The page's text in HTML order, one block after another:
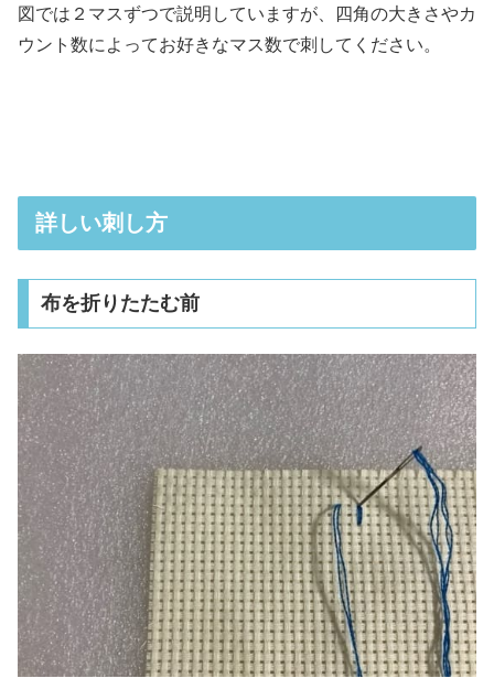
図では２マスずつで説明していますが、四角の大きさやカ
ウント数によってお好きなマス数で刺してください。
詳しい刺し方
布を折りたたむ前